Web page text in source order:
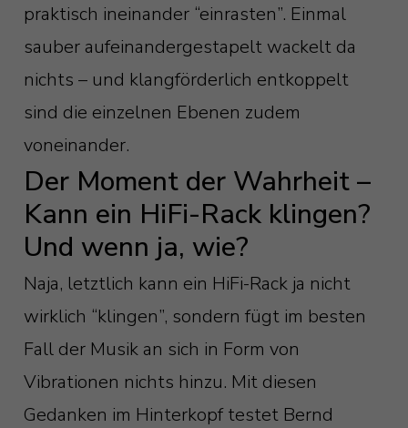
praktisch ineinander “einrasten”. Einmal
sauber aufeinandergestapelt wackelt da
nichts – und klangförderlich entkoppelt
sind die einzelnen Ebenen zudem
voneinander.
Der Moment der Wahrheit –
Kann ein HiFi-Rack klingen?
Und wenn ja, wie?
Naja, letztlich kann ein HiFi-Rack ja nicht
wirklich “klingen”, sondern fügt im besten
Fall der Musik an sich in Form von
Vibrationen nichts hinzu. Mit diesen
Gedanken im Hinterkopf testet Bernd